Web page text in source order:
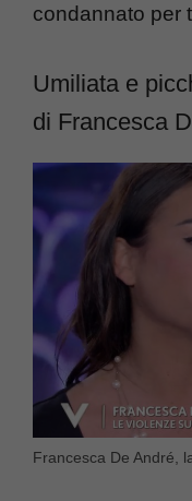
condannato per
Umiliata e
di Francesca
Francesca De André,